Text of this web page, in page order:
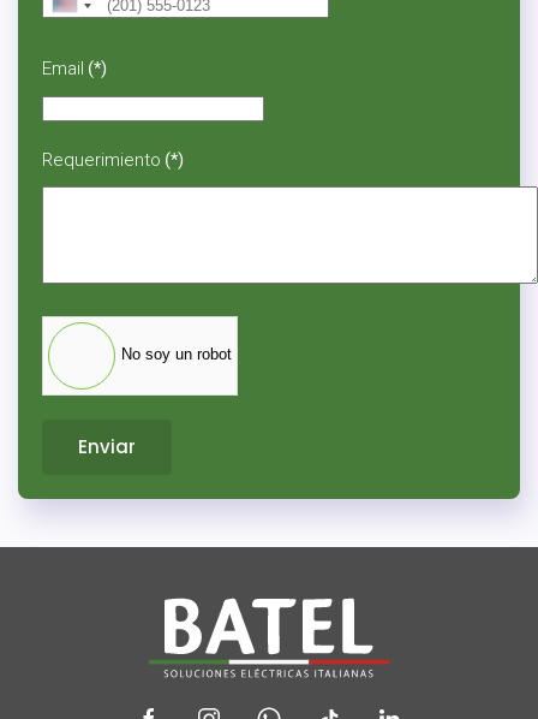
United
+1
Email (*)
Requerimiento (*)
No soy un robot
Enviar